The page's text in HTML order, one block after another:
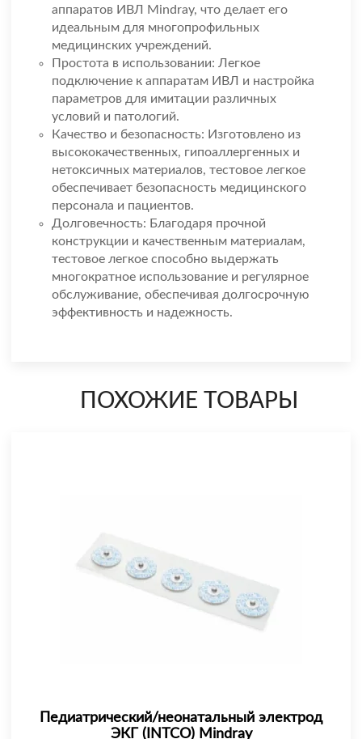
аппаратов ИВЛ Mindray, что делает его
идеальным для многопрофильных
медицинских учреждений.
Простота в использовании: Легкое
подключение к аппаратам ИВЛ и настройка
параметров для имитации различных
условий и патологий.
Качество и безопасность: Изготовлено из
высококачественных, гипоаллергенных и
нетоксичных материалов, тестовое легкое
обеспечивает безопасность медицинского
персонала и пациентов.
Долговечность: Благодаря прочной
конструкции и качественным материалам,
тестовое легкое способно выдержать
многократное использование и регулярное
обслуживание, обеспечивая долгосрочную
эффективность и надежность.
ПОХОЖИЕ ТОВАРЫ
Педиатрический/неонатальный электрод
ЭКГ (INTCO) Mindray